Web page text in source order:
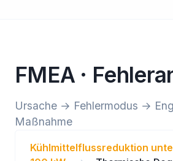
FMEA ·
Ursache → Fehlermodus →
Maßnahme
Kühlmittelflussreduktion